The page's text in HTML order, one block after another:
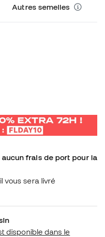
Autres semelles
frais de port pour la
vous sera livré
disponible dans le